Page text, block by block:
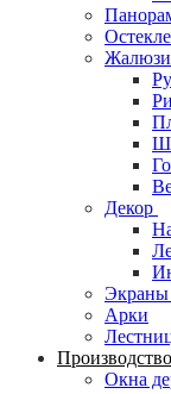
Декор
Экраны
Арки
Производство
Окна